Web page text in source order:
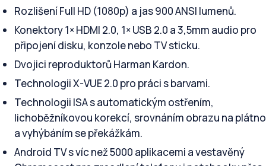
Rozlišení Full HD (1080p) a jas 900 ANSI lumenů.
Konektory 1× HDMI 2.0, 1× USB 2.0 a 3,5mm audio pro
připojení disku, konzole nebo TV sticku.
Dvojici reproduktorů Harman Kardon.
Technologii X-VUE 2.0 pro práci s barvami.
Technologii ISA s automatickým ostřením,
lichoběžníkovou korekcí, srovnáním obrazu na plátno
a vyhýbáním se překážkám.
Android TV s víc než 5000 aplikacemi a vestavěný